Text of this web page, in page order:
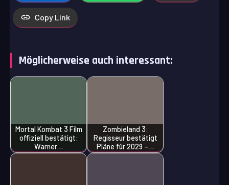
Copy Link
Möglicherweise auch interessant:
Mortal Kombat 3 Film
offiziell bestätigt:
Warner…
Zombieland 3:
Regisseur bestätigt
Pläne für 2029 –…